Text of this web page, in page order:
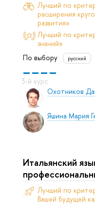
Охотников
Яшина Мария
Лучший по
расширения
развития»
Лучший по
знаний»
По выбору
русский
Итальянский
Лучший по
Вашей будущей